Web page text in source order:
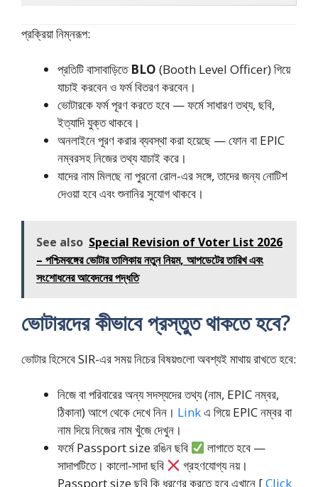
প্রক্রিয়া নিম্নরূপ:
প্রতিটি বাসাবাড়িতে BLO (Booth Level Officer) গিয়ে
যাচাই করবেন ও ফর্ম বিতরণ করবেন।
ভোটারকে ফর্ম পূরণ করতে হবে — ফর্মে সাধারণ তথ্য, ছবি,
ইত্যাদি যুক্ত থাকবে।
অনলাইনে পূরণ করার ব্যবস্থা করা হয়েছে — ফোন বা EPIC
নম্বরসহ নিজের তথ্য যাচাই করে।
যাদের নাম মিলছে না পুরনো রোল-এর সঙ্গে, তাদের জন্য নোটিশ
দেওয়া হবে এবং শুনানির সুযোগ থাকবে।
See also Special Revision of Voter List 2026
– পশ্চিমবঙ্গের ভোটার তালিকায় নতুন নিয়ম, আপডেটের তারিখ এবং
সংশোধনের আবেদনের পদ্ধতি
ভোটারদের কীভাবে প্রস্তুত থাকতে হবে?
ভোটার হিসেবে SIR-এর সময় নিচের বিষয়গুলো অবশ্যই মাথায় রাখতে হবে:
নিজে বা পরিবারের অন্য সদস্যদের তথ্য (নাম, EPIC নম্বর,
ঠিকানা) আগে থেকে দেখে নিন। Linkএ গিয়ে EPIC নম্বর বা
নাম দিয়ে নিজের নাম খুঁজে দেখুন।
ফর্মে Passport size রঙিন ছবি
লাগাতে হবে —
সাদাপটিতে। কালো-সাদা ছবি
গ্রহণযোগ্য নয়।
Passport size ছবি কি ধরণের করতে হবে এখানে [Click